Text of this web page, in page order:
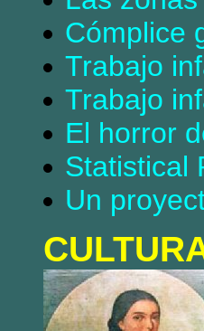
Cómplice
Trabajo
Trabajo
El horror
Statistical
Un